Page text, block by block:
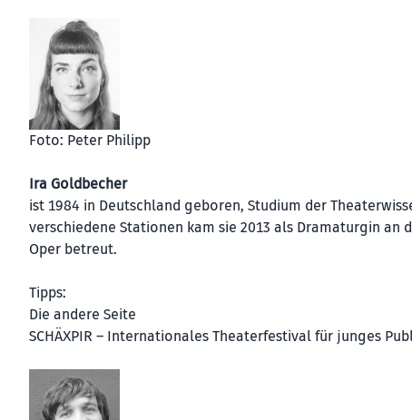
Foto: Peter Philipp
Ira Goldbecher
ist 1984 in Deutschland geboren, Studium der
verschiedene Stationen kam sie 2013 als Dramaturgin an
Oper betreut.
Tipps:
Die andere Seite
SCHÄXPIR – Internationales Theaterfestival für junges